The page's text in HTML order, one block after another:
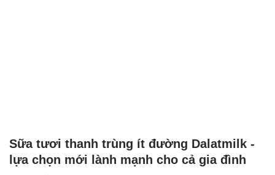
Sữa tươi thanh trùng ít đường Dalatmilk -
lựa chọn mới lành mạnh cho cả gia đình